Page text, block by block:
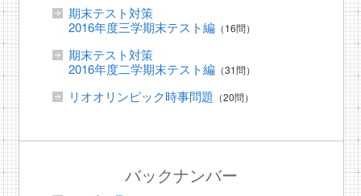
期末テスト対策
2016年度三学期末テスト編（16問）
期末テスト対策
2016年度二学期末テスト編（31問）
リオオリンピック時事問題 （20問）
バックナンバー